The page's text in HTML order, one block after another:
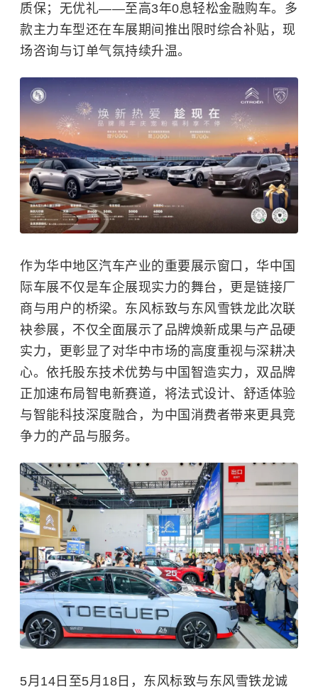
质保；无优礼——至高3年0息轻松金融购车。多
款主力车型还在车展期间推出限时综合补贴，现
场咨询与订单气氛持续升温。
作为华中地区汽车产业的重要展示窗口，华中国
际车展不仅是车企展现实力的舞台，更是链接厂
商与用户的桥梁。东风标致与东风雪铁龙此次联
袂参展，不仅全面展示了品牌焕新成果与产品硬
实力，更彰显了对华中市场的高度重视与深耕决
心。依托股东技术优势与中国智造实力，双品牌
正加速布局智电新赛道，将法式设计、舒适体验
与智能科技深度融合，为中国消费者带来更具竞
争力的产品与服务。
5月14日至5月18日，东风标致与东风雪铁龙诚